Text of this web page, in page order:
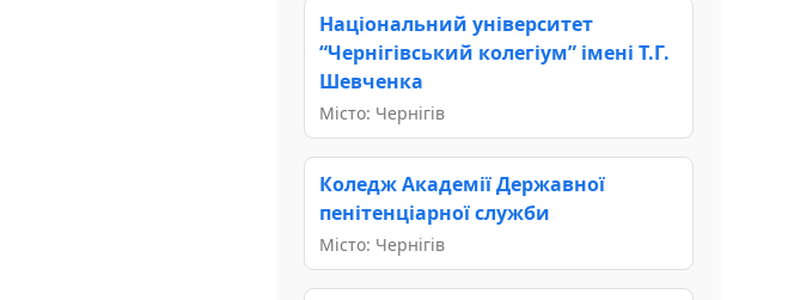
Національний університет
“Чернігівський колегіум” імені Т.Г.
Шевченка
Місто: Чернігів
Коледж Академії Державної
пенітенціарної служби
Місто: Чернігів